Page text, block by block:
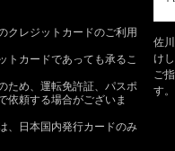
クレジットカードのご利用
トカードであっても承るこ
ため、運転免許証、パスポ
依頼する場合がございま
、日本国内発行カードのみ
佐
け
ご
す。